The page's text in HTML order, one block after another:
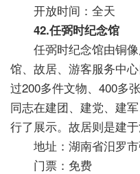
开放时间：全天
42.任弼时纪念馆
任弼时纪念馆由铜像
馆、故居、游客服务中
过200多件文物、400多
同志在建团、建党、建
行了展示。故居则是建
地址：湖南省汨罗市
门票：免费